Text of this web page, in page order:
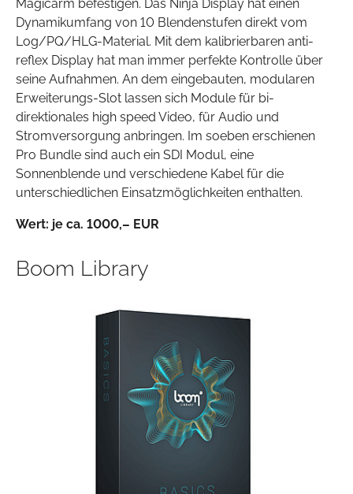
Magicarm befestigen. Das Ninja Display hat einen
Dynamikumfang von 10 Blendenstufen direkt vom
Log/PQ/HLG-Material. Mit dem kalibrierbaren anti-
reflex Display hat man immer perfekte Kontrolle über
seine Aufnahmen. An dem eingebauten, modularen
Erweiterungs-Slot lassen sich Module für bi-
direktionales high speed Video, für Audio und
Stromversorgung anbringen. Im soeben erschienen
Pro Bundle sind auch ein SDI Modul, eine
Sonnenblende und verschiedene Kabel für die
unterschiedlichen Einsatzmöglichkeiten enthalten.
Wert: je ca. 1000,– EUR
Boom Library